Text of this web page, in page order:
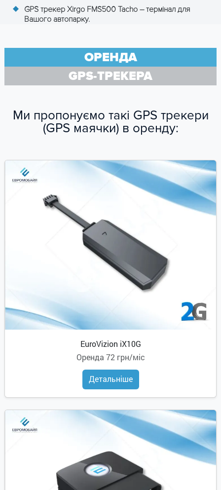
GPS трекер Xirgo FMS500 Tacho – термінал для
Вашого автопарку.
ОРЕНДА
GPS-ТРЕКЕРА
Ми пропонуємо такі GPS трекери
(GPS маячки) в оренду:
EuroVizion iX10G
Оренда 72 грн/міс
Детальніше